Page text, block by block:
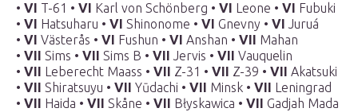
• VI T-61 • VI Karl von Schönberg • VI Leone • VI Fubuki
• VI Hatsuharu • VI Shinonome • VI Gnevny • VI Juruá
• VI Västerås • VI Fushun • VI Anshan • VII Mahan
• VII Sims • VII Sims B • VII Jervis • VII Vauquelin
• VII Leberecht Maass • VII Z-31 • VII Z-39 • VII Akatsuki
• VII Shiratsuyu • VII Yūdachi • VII Minsk • VII Leningrad
• VII Haida • VII Skåne • VII Błyskawica • VII Gadjah Mada